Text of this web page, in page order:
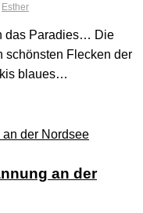
Esther
das Paradies… Die
schönsten Flecken der
blaues…
an der